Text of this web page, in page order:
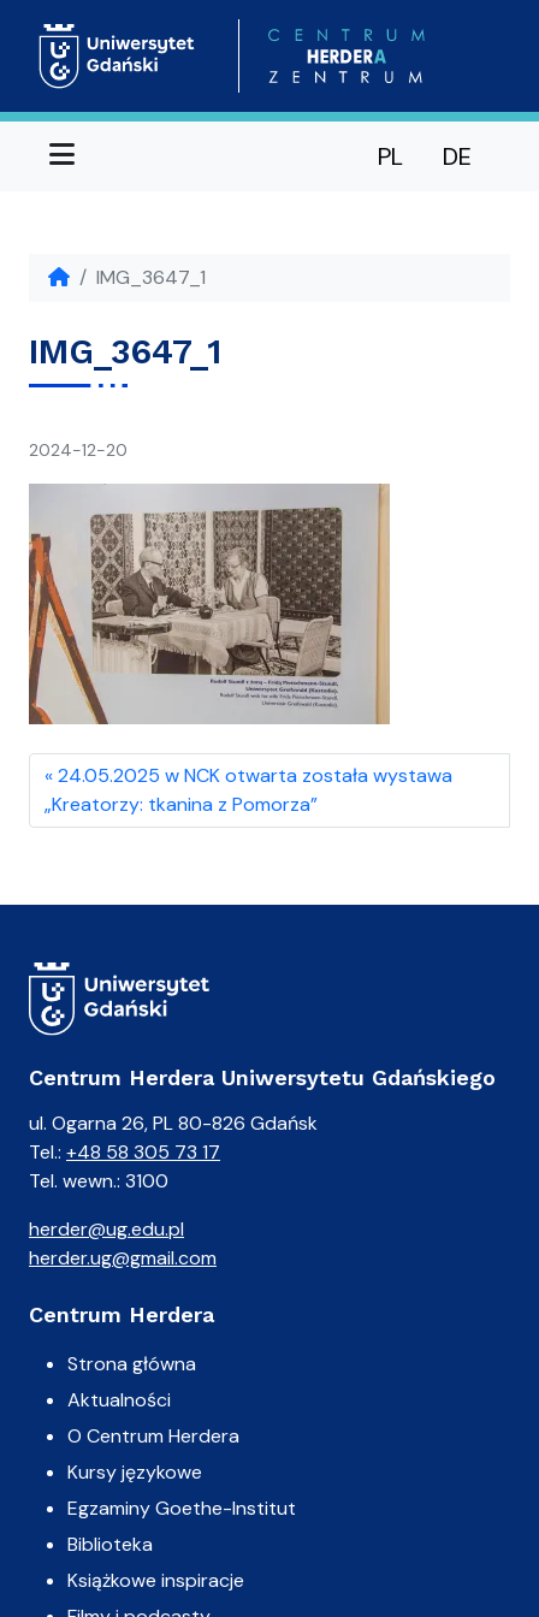
Menu PL DE
IMG_3647_1
IMG_3647_1
2024-12-20
24.05.2025 w NCK otwarta została wystawa
„Kreatorzy: tkanina z Pomorza”
Centrum Herdera Uniwersytetu Gdańskiego
ul. Ogarna 26, PL 80-826 Gdańsk
Tel.: +48 58 305 73 17
Tel. wewn.: 3100
herder@ug.edu.pl
herder.ug@gmail.com
Centrum Herdera
Strona główna
Aktualności
O Centrum Herdera
Kursy językowe
Egzaminy Goethe-Institut
Biblioteka
Książkowe inspiracje